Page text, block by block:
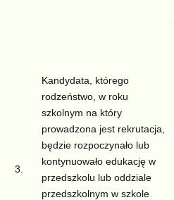
3.
Kandydata, którego
rodzeństwo, w roku
szkolnym na który
prowadzona jest rekrutacja,
będzie rozpoczynało lub
kontynuowało edukację w
przedszkolu lub oddziale
przedszkolnym w szkole